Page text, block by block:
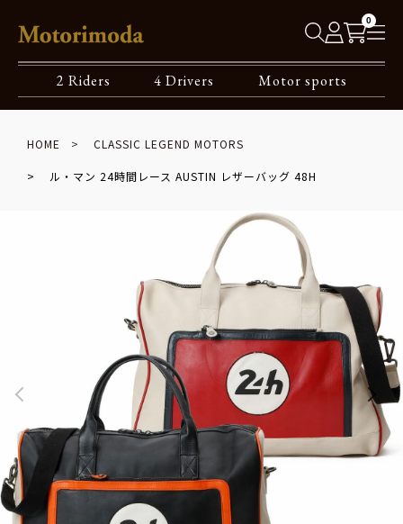
0
2 Riders 4 Drivers Motor sports
HOME CLASSIC LEGEND MOTORS
ル・マン 24時間レース AUSTIN レザーバッグ 48H